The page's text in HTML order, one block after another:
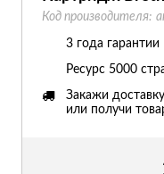
Код производителя:
3 года гарантии
Ресурс 5000
Закажи
или получи